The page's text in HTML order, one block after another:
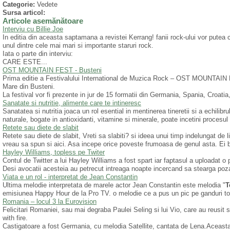
Categorie: Vedete
Sursa articol:
Articole asemănătoare
Interviu cu Billie Joe
In editia din aceasta saptamana a revistei Kerrang! fanii rock-ului vor
unul dintre cele mai mari si importante staruri rock.
Iata o parte din interviu:
CARE ESTE...
OST MOUNTAIN FEST - Busteni
Prima editie a Festivalului International de Muzica Rock – OST
Mare din Busteni.
La festival vor fi prezente in jur de 15 formatii din Germania, Spania,
Sanatate si nutritie, alimente care te intineresc
Sanatatea si nutritia joaca un rol esential in mentinerea tineretii si a
naturale, bogate in antioxidanti, vitamine si minerale, poate incetini
Retete sau diete de slabit
Retete sau diete de slabit, Vreti sa slabiti? si ideea unui timp indelungat
vreau sa spun si aici. Asa incepe orice poveste frumoasa de genul asta. Ei
Hayley Williams, topless pe Twiter
Contul de Twitter a lui Hayley Williams a fost spart iar faptasul a uploadat
Desi avocatii acesteia au petrecut intreaga noapte incercand sa stearga
Viata e un rol - interpretat de Jean Constantin
Ultima melodie interpretata de marele actor Jean Constantin este melodia "
emisiunea Happy Hour de la Pro TV. o melodie ce a pus un pic pe ganduri
Romania – locul 3 la Eurovision
Felicitari Romaniei, sau mai degraba Paulei Seling si lui Vio, care au
with fire.
Castigatoare a fost Germania, cu melodia Satellite, cantata de